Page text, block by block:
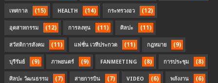
เทศกาล (15) HEALTH (14) กระทรวงอว (12)
อุตสาหกรรม (12) การลงทุน (11) ศิลปะ (11)
สวัสดิการสังคม (11) แฟชั่น เวทีประกวด (11) กฎหมาย (9)
บุรีรัมย์ (9) ภาพยนตร์ (9) FANMEETING (8) การประชุม (8)
ศิลปะ วัฒนธรรม (7) สายการบิน (7) VIDEO (6) พลังงาน (6)